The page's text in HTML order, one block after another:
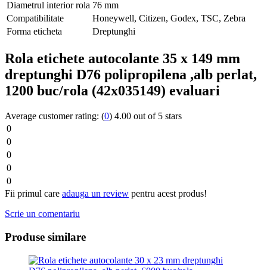
Diametrul interior rola 76 mm
Compatibilitate
Honeywell, Citizen, Godex, TSC, Zebra
Forma eticheta
Dreptunghi
Rola etichete autocolante 35 x 149 mm
dreptunghi D76 polipropilena ,alb perlat,
1200 buc/rola (42x035149) evaluari
Average customer rating: (0) 4.00 out of 5 stars
0
0
0
0
0
Fii primul care adauga un review pentru acest produs!
Scrie un comentariu
Produse similare